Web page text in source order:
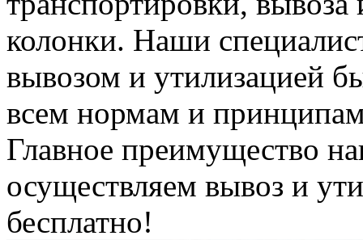
колонки. Наши
вывозом и утилизацией
всем нормам и
Главное преимущество
осуществляем вывоз и
бесплатно!